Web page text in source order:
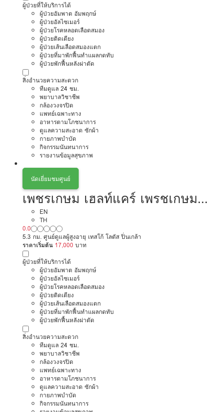
ผู้ป่วยที่ให้บริการได้
ผู้ป่วยอัมพาต อัมพฤกษ์
ผู้ป่วยอัลไซเมอร์
ผู้ป่วยโรคหลอดเลือดสมอง
ผู้ป่วยติดเตียง
ผู้ป่วยเส้นเลือดสมองแตก
ผู้ป่วยที่มาพักฟื้นทำแผลกดทับ
ผู้ป่วยพักฟื้นหลังผ่าตัด
สิ่งอำนวยความสะดวก
ทีมดูแล 24 ชม.
พยาบาลวิชาชีพ
กล้องวงจรปิด
แพทย์เฉพาะทาง
อาหารตามโภชนาการ
ดูแลความสะอาด ซักผ้า
กายภาพบำบัด
กิจกรรมนันทนาการ
รายงานข้อมูลสุขภาพ
นัดเยี่ยมชมศูนย์
เพชรเกษม เฮลท์แคร์ เพรชเกษม
14 EN
TH
0.0
5.3 กม. ศูนย์ดูแลผู้สูงอายุ เทสโก้ โลตัส ปิ่นเกล้า
ราคาเริ่มต้น 17,000 บาท
ผู้ป่วยที่ให้บริการได้
ผู้ป่วยอัมพาต อัมพฤกษ์
ผู้ป่วยอัลไซเมอร์
ผู้ป่วยโรคหลอดเลือดสมอง
ผู้ป่วยติดเตียง
ผู้ป่วยเส้นเลือดสมองแตก
ผู้ป่วยที่มาพักฟื้นทำแผลกดทับ
ผู้ป่วยพักฟื้นหลังผ่าตัด
สิ่งอำนวยความสะดวก
ทีมดูแล 24 ชม.
พยาบาลวิชาชีพ
กล้องวงจรปิด
แพทย์เฉพาะทาง
อาหารตามโภชนาการ
ดูแลความสะอาด ซักผ้า
กายภาพบำบัด
กิจกรรมนันทนาการ